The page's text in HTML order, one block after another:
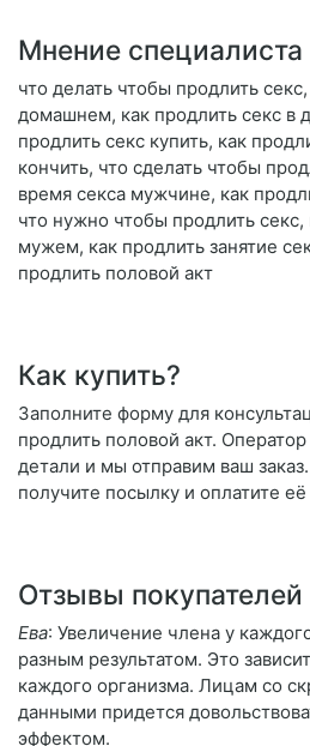
Мнение специалиста
что делать чтобы продлить
домашнем, как продлить секс в
продлить секс купить, как
кончить, что сделать чтобы
время секса мужчине, как
что нужно чтобы продлить секс,
мужем, как продлить занятие
продлить половой акт
Как купить?
Заполните форму для
продлить половой акт. Оператор
детали и мы отправим ваш
получите посылку и оплатите
Отзывы покупателей
Ева: Увеличение члена у
разным результатом. Это
каждого организма. Лицам со
данными придется
эффектом.